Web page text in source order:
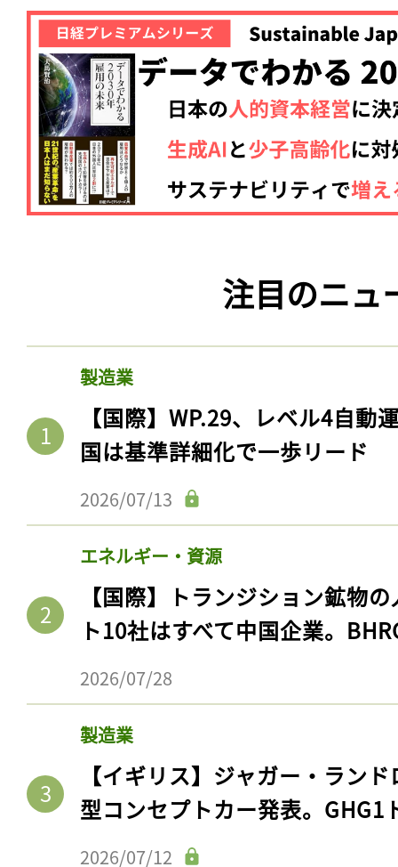
注目のニュ
製造業
【国際】WP.29、レベル4自動
国は基準詳細化で一歩リード
2026/07/13
エネルギー・資源
【国際】トランジション鉱物
ト10社はすべて中国企業。
2026/07/28
製造業
【イギリス】ジャガー・ラン
型コンセプトカー発表。GHG1
2026/07/12